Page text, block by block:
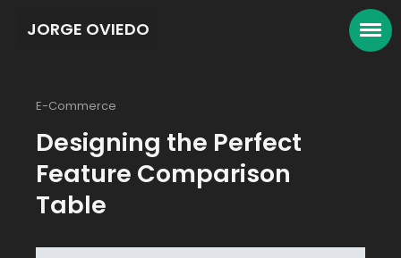
JORGE OVIEDO
E-Commerce
Designing the Perfect
Feature Comparison
Table